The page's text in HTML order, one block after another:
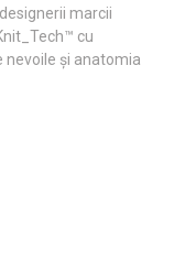
marcii
cu
nevoile și anatomia